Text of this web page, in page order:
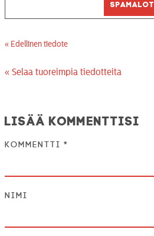
Spamalot
« Edellinen tiedote
« Selaa tuoreimpia tiedotteita
Lisää kommenttisi
Kommentti *
Nimi